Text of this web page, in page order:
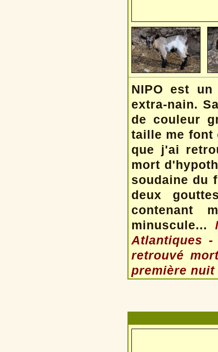
NIPO est
extra-nain.
de couleur
taille me font
que j'ai
mort
soudaine du
deux
contenant
minuscule...
Atlantiques -
retrouvé
première